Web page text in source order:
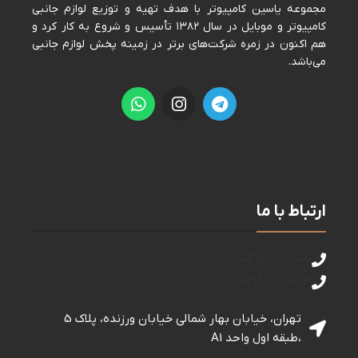
مجموعه ياسين كامپيوتر با هدف تهيه و توزيع لوازم جانبی
كامپيوتر و موبايل در سال ١٣٨٢ تأسيس و شروع به كار كرد و
هم اكنون در زمره شركت‌های برتر در زمينه پخش لوازم جانبی
می‌باشد.
ارتباط با ما
تهران، خیابان بهار شمالی خيابان ورزنده، پلاک 5
،طبقه اول واحد A1